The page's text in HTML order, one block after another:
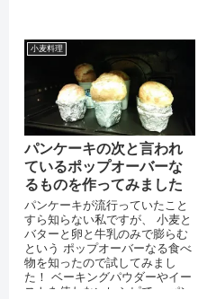
小麦料理
パンケーキの次と言われ
ているポップオーバーな
るものを作ってみました
パンケーキが流行っていたこと
すら知らない私ですが、 小麦と
バターと卵と牛乳のみで膨らむ
という ポップオーバーなる食べ
物を知ったので試してみまし
た！ ベーキングパウダーやイー
ストを使わないレシピで、 パン